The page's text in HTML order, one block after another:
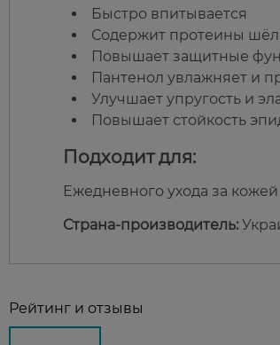
Быстро впитывается
Содержит протеины
Повышает защитные
Пантенол увлажняет и
Улучшает упругость и
Повышает стойкость
Подходит для:
Ежедневного ухода за
Страна-производитель:
Рейтинг и отзывы